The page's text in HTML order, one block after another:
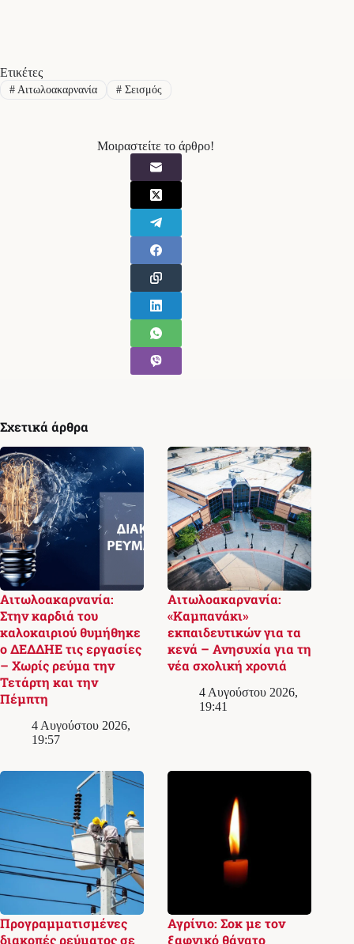
Ετικέτες
#Αιτωλοακαρνανία #Σεισμός
Μοιραστείτε το άρθρο!
Σχετικά άρθρα
Αιτωλοακαρνανία:
Στην καρδιά του
καλοκαιριού θυμήθηκε
ο ΔΕΔΔΗΕ τις εργασίες
– Χωρίς ρεύμα την
Τετάρτη και την
Πέμπτη
4 Αυγούστου 2026,
19:57
Αιτωλοακαρνανία:
«Καμπανάκι»
εκπαιδευτικών για τα
κενά – Ανησυχία για τη
νέα σχολική χρονιά
4 Αυγούστου 2026,
19:41
Προγραμματισμένες
διακοπές ρεύματος σε
Αγρίνιο: Σοκ με τον
ξαφνικό θάνατο